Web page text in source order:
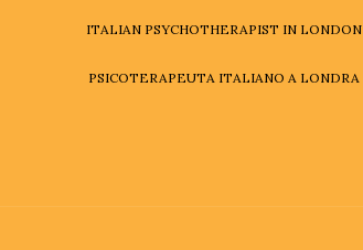
ITALIAN PSYCHOTHERAPIST IN LONDON
PSICOTERAPEUTA ITALIANO A LONDRA